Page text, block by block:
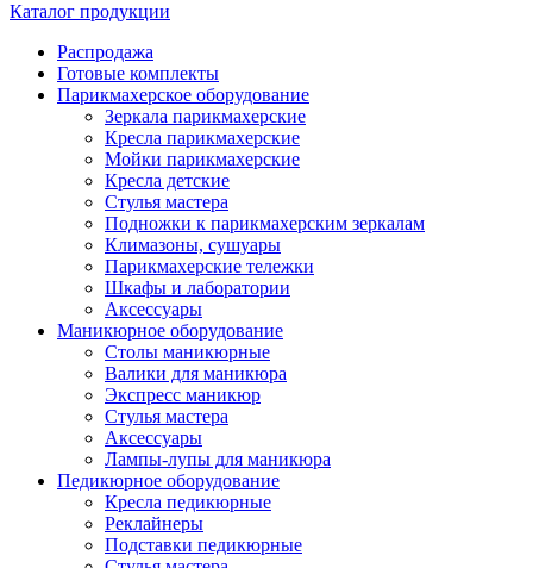
Каталог продукции
Распродажа
Готовые комплекты
Парикмахерское оборудование
Зеркала парикмахерские
Кресла парикмахерские
Мойки парикмахерские
Кресла детские
Стулья мастера
Подножки к парикмахерским зеркалам
Климазоны, сушуары
Парикмахерские тележки
Шкафы и лаборатории
Аксессуары
Маникюрное оборудование
Столы маникюрные
Валики для маникюра
Экспресс маникюр
Стулья мастера
Аксессуары
Лампы-лупы для маникюра
Педикюрное оборудование
Кресла педикюрные
Реклайнеры
Подставки педикюрные